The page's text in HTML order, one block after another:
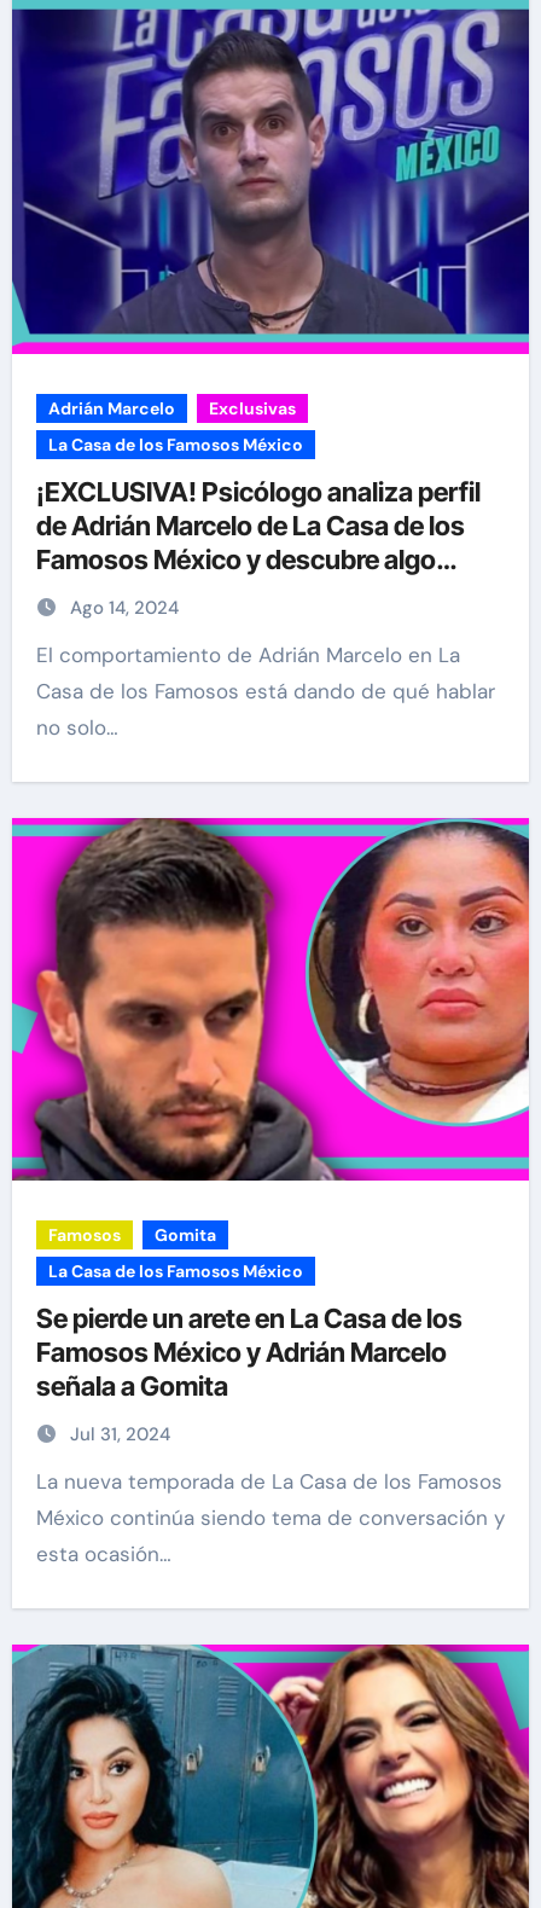
Adrián Marcelo
Exclusivas
La Casa de los Famosos México
¡EXCLUSIVA! Psicólogo analiza perfil
de Adrián Marcelo de La Casa de los
Famosos México y descubre algo
importante
Ago 14, 2024
El comportamiento de Adrián Marcelo en La
Casa de los Famosos está dando de qué hablar
no solo…
Famosos
Gomita
La Casa de los Famosos México
Se pierde un arete en La Casa de los
Famosos México y Adrián Marcelo
señala a Gomita
Jul 31, 2024
La nueva temporada de La Casa de los Famosos
México continúa siendo tema de conversación y
esta ocasión…